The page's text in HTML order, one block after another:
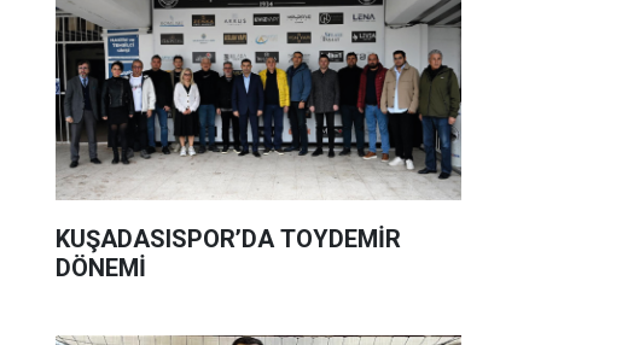
KUŞADASISPOR’DA TOYDEMİR
DÖNEMİ